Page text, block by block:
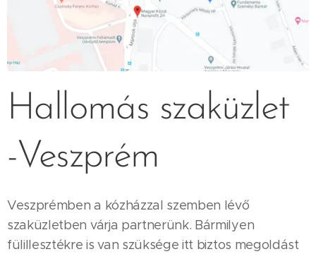
Hallomás szaküzlet
-Veszprém
Veszprémben a kózházzal szemben lévő
szaküzletben várja partnerünk. Bármilyen
fülillesztékre is van szüksége itt biztos megoldást